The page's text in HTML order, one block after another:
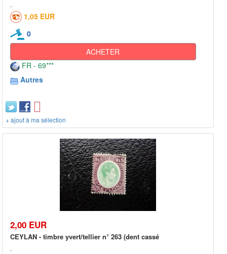
1,05 EUR
0
ACHETER
FR - 69***
Autres
+ ajout à ma sélection
2,00 EUR
CEYLAN - timbre yvert/tellier n° 263 (dent cassé